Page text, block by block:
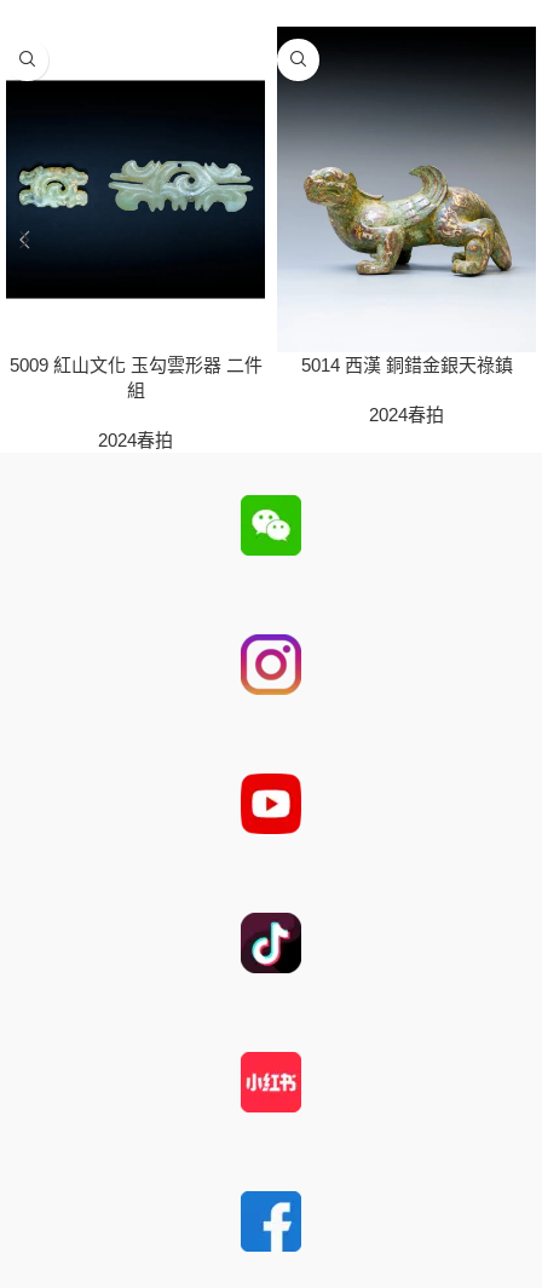
5009 紅山文化 玉勾雲形器 二件
組
2024春拍
5014 西漢 銅錯金銀天祿鎮
2024春拍